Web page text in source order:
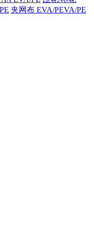
夹网布 EVA/PEVA/PE